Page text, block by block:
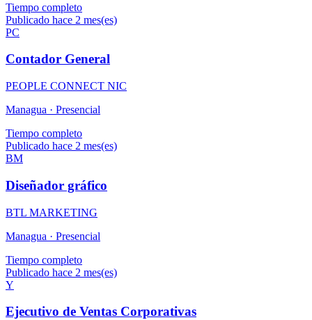
Tiempo completo
Publicado hace 2 mes(es)
PC
Contador General
PEOPLE CONNECT NIC
Managua · Presencial
Tiempo completo
Publicado hace 2 mes(es)
BM
Diseñador gráfico
BTL MARKETING
Managua · Presencial
Tiempo completo
Publicado hace 2 mes(es)
Y
Ejecutivo de Ventas Corporativas